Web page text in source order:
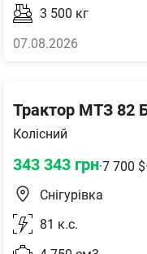
3 500 кг
07.08.2026
Трактор МТЗ 82
Колісний
343 343 грн·7 700 $·
Снігурівка
81 к.с.